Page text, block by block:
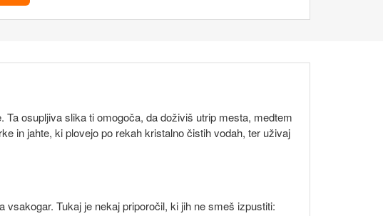
osupljiva slika ti omogoča, da doživiš utrip mesta, medtem
in jahte, ki plovejo po rekah kristalno čistih vodah, ter uživaj
Tukaj je nekaj priporočil, ki jih ne smeš izpustiti: